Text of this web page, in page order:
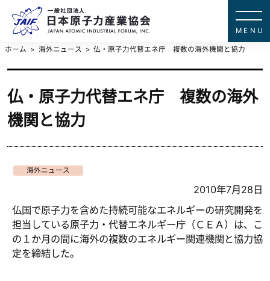
ホーム 海外ニュース 仏・原子力代替エネ庁 複数の海外機関と協力
仏・原子力代替エネ庁 複数の海外
機関と協力
海外ニュース
2010年7月28日
仏国で原子力を含めた持続可能なエネルギーの研究開発を
担当している原子力・代替エネルギー庁（ＣＥＡ）は、こ
の１か月の間に海外の複数のエネルギー関連機関と協力協
定を締結した。